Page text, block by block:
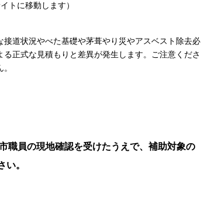
イトに移動します）
道状況やべた基礎や茅葺やり災やアスベスト除去必
正式な見積もりと差異が発生します。ご注意くださ
職員の現地確認を受けたうえで、補助対象の
い。